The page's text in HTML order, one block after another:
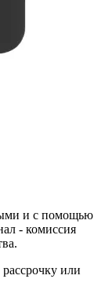
и с помощью
- комиссия
или